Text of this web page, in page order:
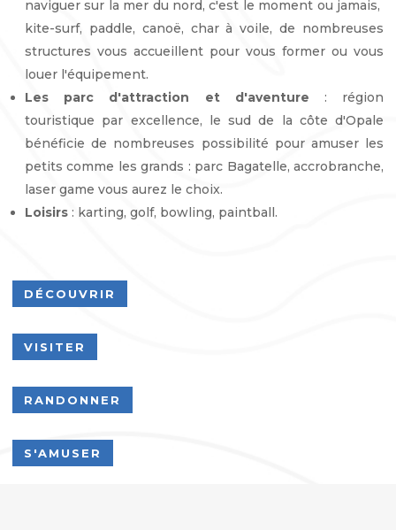
naviguer sur la mer du nord, c'est le moment ou jamais,
kite-surf, paddle, canoë, char à voile, de nombreuses
structures vous accueillent pour vous former ou vous
louer l'équipement.
Les parc d'attraction et d'aventure : région
touristique par excellence, le sud de la côte d'Opale
bénéficie de nombreuses possibilité pour amuser les
petits comme les grands : parc Bagatelle, accrobranche,
laser game vous aurez le choix.
Loisirs : karting, golf, bowling, paintball.
DÉCOUVRIR
VISITER
RANDONNER
S'AMUSER